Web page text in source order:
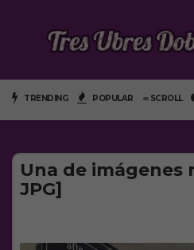
TRENDING POPULAR ∞ SCROLL
Una de imágenes
JPG]